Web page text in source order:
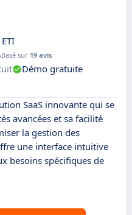
Basé sur 19 avis
Démo gratuite
SaaS innovante qui se
avancées et sa facilité
la gestion des
une interface intuitive
besoins spécifiques de